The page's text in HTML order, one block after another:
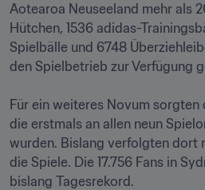
Aotearoa Neuseeland mehr als
Hütchen, 1536 adidas-
Spielbälle und 6748
den Spielbetrieb zur Verfügung
Für ein weiteres Novum sorgten
die erstmals an allen neun
wurden. Bislang verfolgten dort
die Spiele. Die 17.756 Fans in
bislang Tagesrekord.